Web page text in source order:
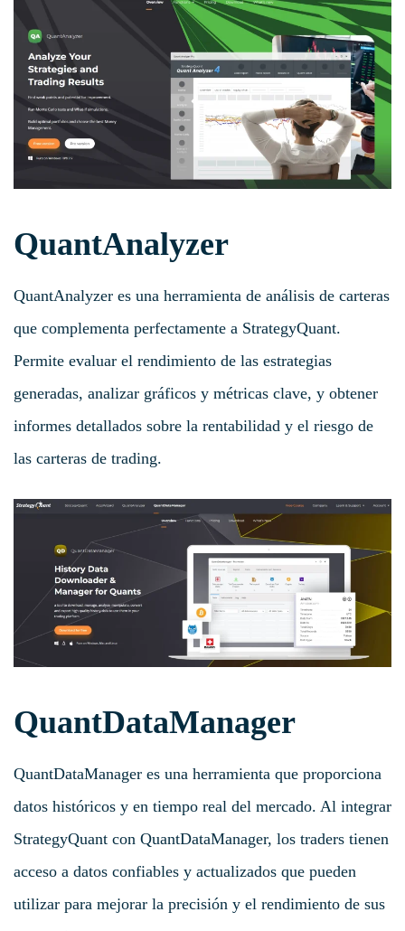
QuantAnalyzer
QuantAnalyzer es una herramienta de análisis de carteras
que complementa perfectamente a StrategyQuant.
Permite evaluar el rendimiento de las estrategias
generadas, analizar gráficos y métricas clave, y obtener
informes detallados sobre la rentabilidad y el riesgo de
las carteras de trading.
QuantDataManager
QuantDataManager es una herramienta que proporciona
datos históricos y en tiempo real del mercado. Al integrar
StrategyQuant con QuantDataManager, los traders tienen
acceso a datos confiables y actualizados que pueden
utilizar para mejorar la precisión y el rendimiento de sus